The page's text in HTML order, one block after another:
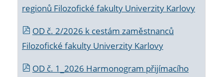
regionů Filozofické fakulty Univerzity Karlovy
OD č. 2/2026 k cestám zaměstnanců
Filozofické fakulty Univerzity Karlovy
OD č. 1_2026 Harmonogram přijímacího